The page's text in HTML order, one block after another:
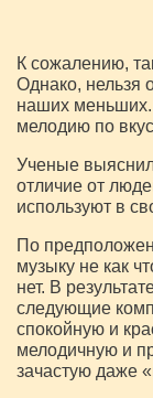
К сожалению,
Однако, нельзя
наших меньших.
мелодию по
Ученые
отличие от
используют в
По
музыку не как
нет. В
следующие
спокойную и
мелодичную и
зачастую даже